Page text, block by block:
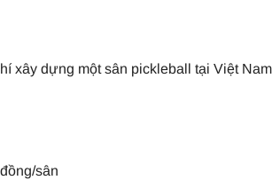
xây dựng một sân pickleball tại Việt
sân